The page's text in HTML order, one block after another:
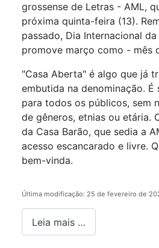
grossense de Letras - AML,
próxima quinta-feira (13).
passado, Dia Internacional
promove março como - mês
"Casa Aberta" é algo que já
embutida na denominação. É
para todos os públicos, sem
de gêneros, etnias ou etária.
da Casa Barão, que sedia a
acesso escancarado e livre.
bem-vinda.
Última modificação: 25 de fevereiro de
Leia mais …